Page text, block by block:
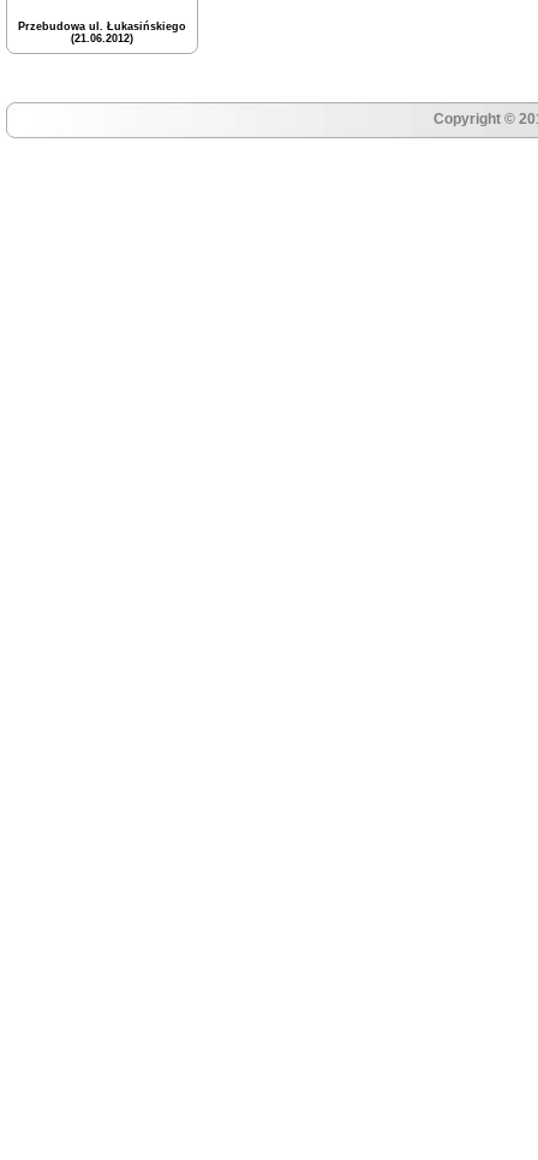
Przebudowa ul. Łukasińskiego
(21.06.2012)
Copyright ©